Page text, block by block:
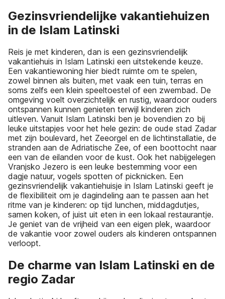
Gezinsvriendelijke vakantiehuizen
in de Islam Latinski
Reis je met kinderen, dan is een gezinsvriendelijk
vakantiehuis in Islam Latinski een uitstekende keuze.
Een vakantiewoning hier biedt ruimte om te spelen,
zowel binnen als buiten, met vaak een tuin, terras en
soms zelfs een klein speeltoestel of een zwembad. De
omgeving voelt overzichtelijk en rustig, waardoor ouders
ontspannen kunnen genieten terwijl kinderen zich
uitleven. Vanuit Islam Latinski ben je bovendien zo bij
leuke uitstapjes voor het hele gezin: de oude stad Zadar
met zijn boulevard, het Zeeorgel en de lichtinstallatie, de
stranden aan de Adriatische Zee, of een boottocht naar
een van de eilanden voor de kust. Ook het nabijgelegen
Vranjsko Jezero is een leuke bestemming voor een
dagje natuur, vogels spotten of picknicken. Een
gezinsvriendelijk vakantiehuisje in Islam Latinski geeft je
de flexibiliteit om je dagindeling aan te passen aan het
ritme van je kinderen: op tijd lunchen, middagdutjes,
samen koken, of juist uit eten in een lokaal restaurantje.
Je geniet van de vrijheid van een eigen plek, waardoor
de vakantie voor zowel ouders als kinderen ontspannen
verloopt.
De charme van Islam Latinski en de
regio Zadar